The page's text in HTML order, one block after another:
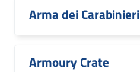
Arma dei Carabinieri
Armoury Crate